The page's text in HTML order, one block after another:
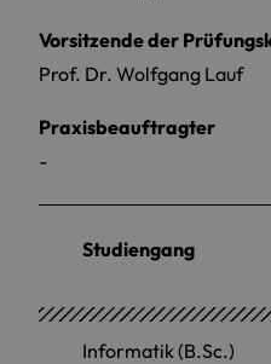
Vorsitzende der
Prof. Dr. Wolfgang Lauf
Praxisbeauftragter
-
Studiengang
Informatik (B.Sc.)